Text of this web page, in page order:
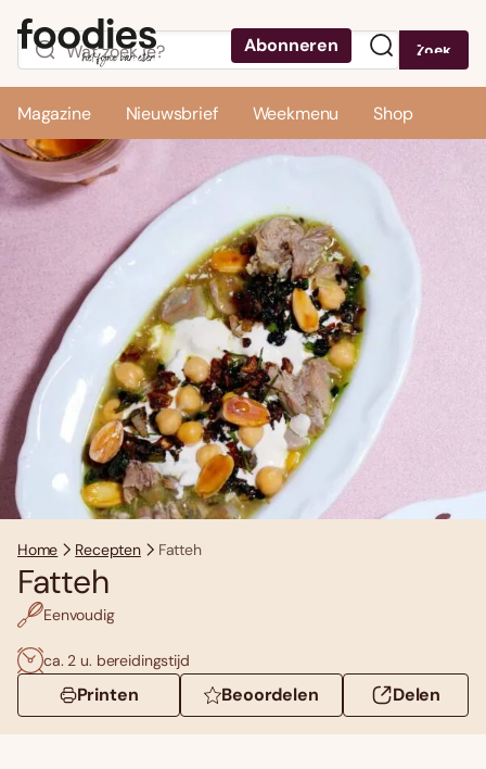
Abonneren Zoek
Magazine Nieuwsbrief Weekmenu Shop
Home Recepten Fatteh
Fatteh
Eenvoudig
ca. 2 u. bereidingstijd
Printen Beoordelen Delen